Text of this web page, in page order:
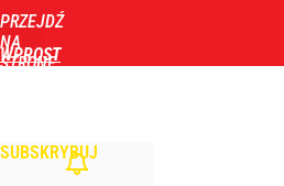
PRZEJDŹ
NA
STRONĘ
WPROST
SUBSKRYBUJ
dodaj